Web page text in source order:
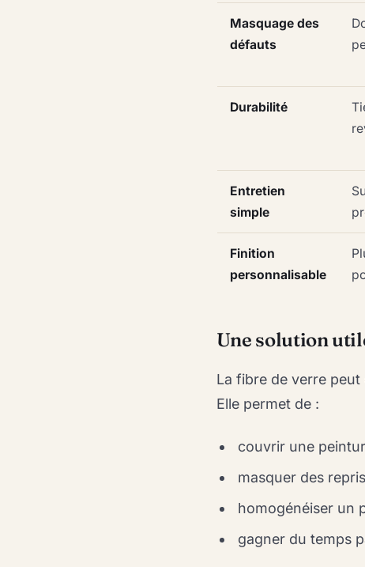
Masquage des
défauts
Durabilité
Entretien
simple
Finition
personnalisable
Une solution
La fibre de verre
Elle permet de :
couvrir une
masquer des
homogénéiser un
gagner du temps